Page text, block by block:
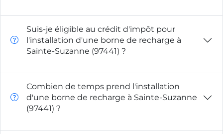
Suis-je éligible au crédit d'impôt pour
l'installation d'une borne de recharge à
Sainte-Suzanne (97441) ?
Combien de temps prend l'installation
d'une borne de recharge à Sainte-Suzanne
(97441) ?